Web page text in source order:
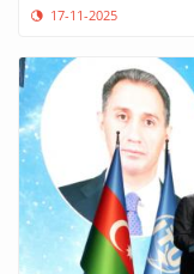
17-11-2025